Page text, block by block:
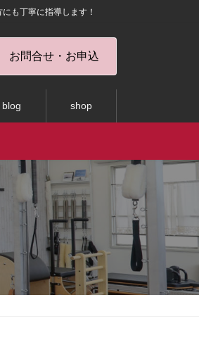
も丁寧に指導します！
お問合せ・お申込
blog shop